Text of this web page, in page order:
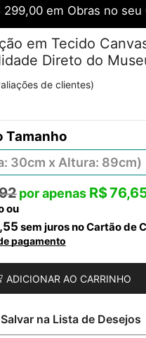
em Obras no seu
em Tecido
Direto do
de clientes)
Tamanho
R$
ou
sem juros no Cartão de
pagamento
ADICIONAR AO CARRINHO
Salvar na Lista de Desejos